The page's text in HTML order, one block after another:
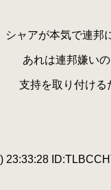
連邦に仕掛
嫌いのスペ
ためのポ
23:33:28